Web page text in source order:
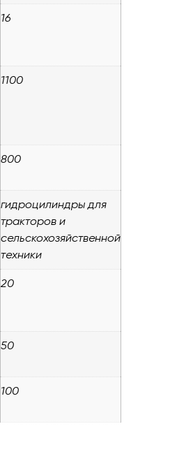
16
1100
800
гидроцилиндры для
тракторов и
сельскохозяйственной
техники
20
50
100